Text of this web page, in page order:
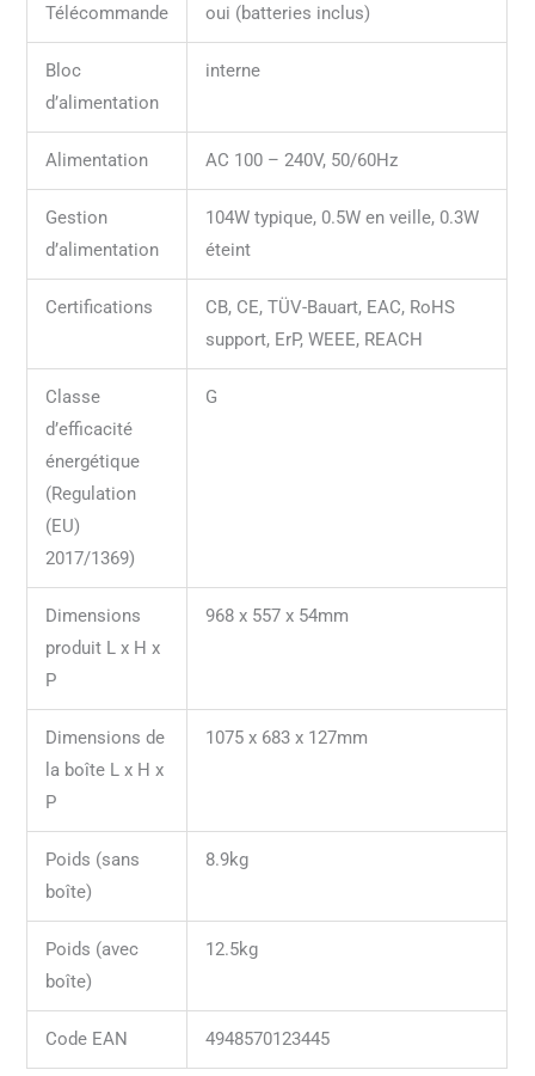
Télécommande oui (batteries inclus)
Bloc
d’alimentation
interne
Alimentation AC 100 – 240V, 50/60Hz
Gestion
d’alimentation
104W typique, 0.5W en veille, 0.3W
éteint
Certifications
CB, CE, TÜV-Bauart, EAC, RoHS
support, ErP, WEEE, REACH
Classe
d’efficacité
énergétique
(Regulation
(EU)
2017/1369)
G
Dimensions
produit L x H x
P
968 x 557 x 54mm
Dimensions de
la boîte L x H x
P
1075 x 683 x 127mm
Poids (sans
boîte)
8.9kg
Poids (avec
boîte)
12.5kg
Code EAN 4948570123445